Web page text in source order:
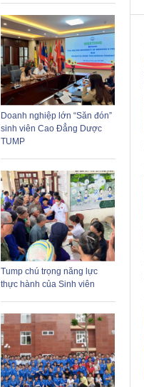
Doanh nghiệp lớn “Săn đón”
sinh viên Cao Đẳng Dược
TUMP
Tump chú trọng năng lực
thực hành của Sinh viên